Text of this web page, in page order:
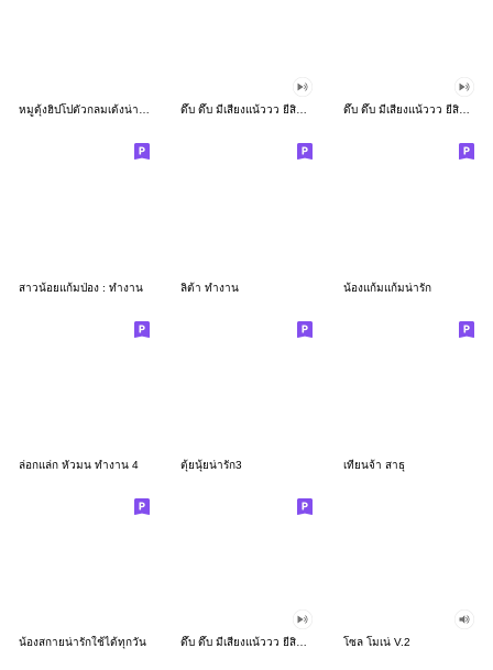
หมูดุ้งฮิปโปตัวกลมเด้งน่ารัก ดึ๊บ ดึ๊บ มีเสียงแน้ววว ยี่สิบเจ็ด ดึ๊บ ดึ๊บ มีเสียงแน้ววว ยี่สิบหก
สาวน้อยแก้มป่อง : ทำงาน ลิต้า ทำงาน น้องแก้มแก้มน่ารัก
ล่อกแล่ก หัวมน ทำงาน 4 ตุ้ยนุ้ยน่ารัก3 เทียนจ้า สาธุ
น้องสกายน่ารักใช้ได้ทุกวัน ดึ๊บ ดึ๊บ มีเสียงแน้ววว ยี่สิบสอง โซล โมเน่ V.2